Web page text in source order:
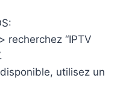
recherchez “IPTV
disponible, utilisez un